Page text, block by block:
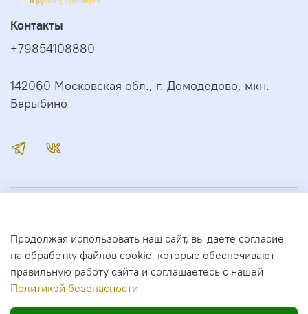
Сервис
Контакты
+79854108880
142060 Московская обл., г. Домодедово, мкн.
Барыбино
2026 год. Все права защищены.
Продолжая использовать наш сайт, вы даете согласие
на обработку файлов cookie, которые обеспечивают
правильную работу сайта и соглашаетесь с нашей
Политикой безопасности